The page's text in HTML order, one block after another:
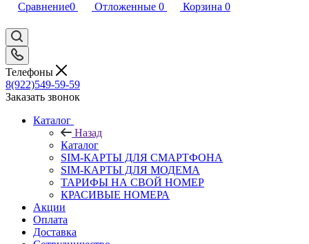
Сравнение0 Отложенные 0 Корзина 0
Телефоны
8(922)549-59-59
Заказать звонок
Каталог
Назад
Каталог
SIM-КАРТЫ ДЛЯ СМАРТФОНА
SIM-КАРТЫ ДЛЯ МОДЕМА
ТАРИФЫ НА СВОЙ НОМЕР
КРАСИВЫЕ НОМЕРА
Акции
Оплата
Доставка